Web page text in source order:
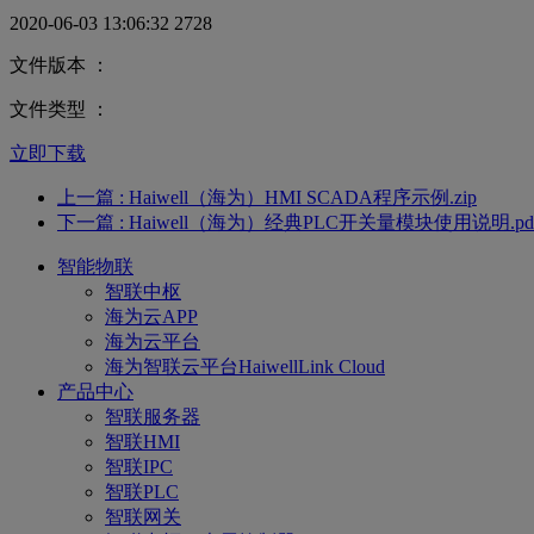
2020-06-03 13:06:32 2728
文件版本 ：
文件类型 ：
立即下载
上一篇 : Haiwell（海为）HMI SCADA程序示例.zip
下一篇 : Haiwell（海为）经典PLC开关量模块使用说明
智能物联
智联中枢
海为云APP
海为云平台
海为智联云平台HaiwellLink Cloud
产品中心
智联服务器
智联HMI
智联IPC
智联PLC
智联网关